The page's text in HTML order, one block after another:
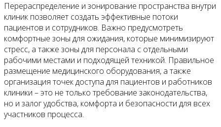
Перераспределение и зонирование пространства внутри
клиник позволяет создать эффективные потоки
пациентов и сотрудников. Важно предусмотреть
комфортные зоны для ожидания, которые минимизируют
стресс, а также зоны для персонала с отдельными
рабочими местами и подходящей техникой. Правильное
размещение медицинского оборудования, а также
организация точек доступа для пациентов и работников
клиники – это не только требование законодательства,
но и залог удобства, комфорта и безопасности для всех
участников процесса.